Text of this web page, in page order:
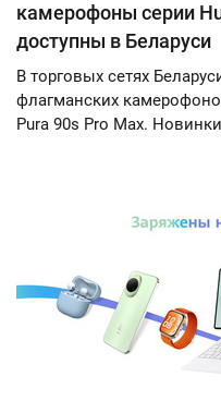
камерофоны серии
доступны в Беларуси
В торговых сетях
флагманских
Pura 90s Pro Max.